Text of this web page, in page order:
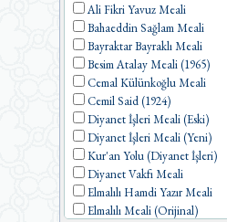
Ali Fikri Yavuz Meali
Bahaeddin Sağlam Meali
Bayraktar Bayraklı Meali
Besim Atalay Meali (1965)
Cemal Külünkoğlu Meali
Cemil Said (1924)
Diyanet İşleri Meali (Eski)
Diyanet İşleri Meali (Yeni)
Kur'an Yolu (Diyanet İşleri)
Diyanet Vakfı Meali
Elmalılı Hamdi Yazır Meali
Elmalılı Meali (Orijinal)